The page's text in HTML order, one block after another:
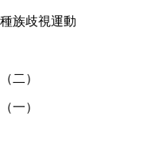
族歧視運動
二）
一）